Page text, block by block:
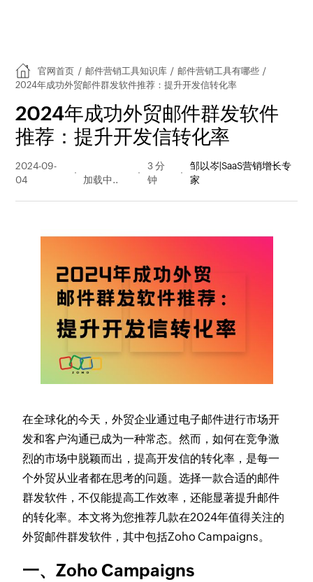
官网首页 / 邮件营销工具知识库 / 邮件营销工具有哪些 /
2024年成功外贸邮件群发软件推荐：提升开发信转化率
2024年成功外贸邮件群发软件
推荐：提升开发信转化率
2024-09-
04
量
3 分
钟
邹以岑|SaaS营销增长专
家
在全球化的今天，外贸企业通过电子邮件进行市场开
发和客户沟通已成为一种常态。然而，如何在竞争激
烈的市场中脱颖而出，提高开发信的转化率，是每一
个外贸从业者都在思考的问题。选择一款合适的邮件
群发软件，不仅能提高工作效率，还能显著提升邮件
的转化率。本文将为您推荐几款在2024年值得关注的
外贸邮件群发软件，其中包括Zoho Campaigns。
一、Zoho Campaigns